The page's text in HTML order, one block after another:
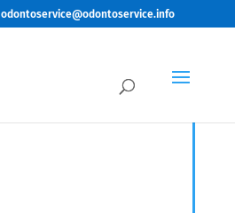
odontoservice@odontoservice.info